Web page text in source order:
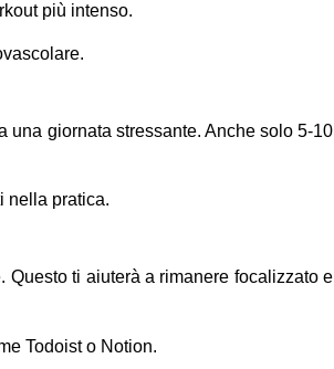
più intenso.
una giornata stressante. Anche solo 5-10
nella pratica.
ti aiuterà a rimanere focalizzato e
Todoist o Notion.